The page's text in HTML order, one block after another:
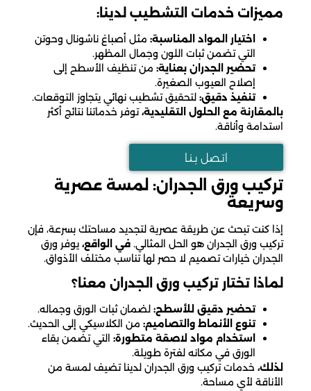
مميزات خدمات التشطيب لدينا:
اختيار المواد المناسبة: مثل أصباغ ناشونال وحوتن
التي تضمن ثبات اللون وجمال المظهر.
تحضير الجدران بعناية: من تنظيف الأسطح إلى
إصلاح العيوب الصغيرة.
تنفيذ دقيق: لتحقيق تشطيب نهائي يتجاوز التوقعات.
بالمقارنة مع الحلول التقليدية،توفر خدماتنا نتائج أكثر
استدامة وأناقة.
اتـصل بـنـا
تركيب ورق الجدران: لمسة عصرية
وسريعة
إذا كنت تبحث عن طريقة عصرية لتجديد مساحتك بسرعة، فإن
تركيب ورق الجدران هو الحل المثالي. في الواقع، يوفر ورق
الجدران خيارات تصميم لا حصر لها تناسب مختلف الأذواق.
لماذا تختار تركيب ورق الجدران معنا؟
تحضير دقيق للأسطح: لضمان ثبات الورق وجماله.
تنوع الأنماط والتصاميم: من الكلاسيكي إلى الحديث.
استخدام مواد لاصقة متطورة: التي تضمن بقاء
الورق في مكانه لفترة طويلة.
لذلك، خدمات تركيب ورق الجدران لدينا تضيف لمسة من
الأناقة لأي مساحة.